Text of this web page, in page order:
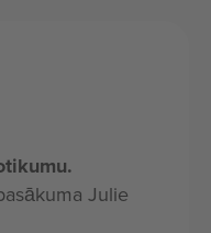
Julie